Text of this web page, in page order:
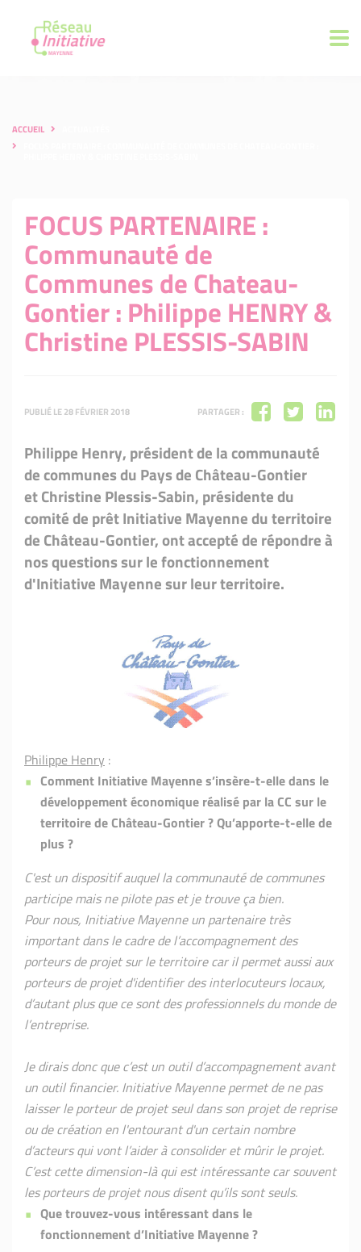
ACCUEIL
FOCUS PARTENAIRE :
Communauté de
Communes de Chateau-
Gontier : Philippe HENRY &
Christine PLESSIS-SABIN
PUBLIÉ LE 28 FÉVRIER 2018 PARTAGER :
Philippe Henry, président de la communauté
de communes du Pays de Château-Gontier
et Christine Plessis-Sabin, présidente du
comité de prêt Initiative Mayenne du territoire
de Château-Gontier, ont accepté de répondre à
nos questions sur le fonctionnement
d'Initiative Mayenne sur leur territoire.
Philippe Henry :
Comment Initiative Mayenne s’insère-t-elle dans le
développement économique réalisé par la CC sur le
territoire de Château-Gontier ? Qu’apporte-t-elle de
plus ?
C'est un dispositif auquel la communauté de communes
participe mais ne pilote pas et je trouve ça bien.
Pour nous, Initiative Mayenne un partenaire très
important dans le cadre de l’accompagnement des
porteurs de projet sur le territoire car il permet aussi aux
porteurs de projet d'identifier des interlocuteurs locaux,
d’autant plus que ce sont des professionnels du monde de
l’entreprise.
Je dirais donc que c’est un outil d’accompagnement avant
un outil financier. Initiative Mayenne permet de ne pas
laisser le porteur de projet seul dans son projet de reprise
ou de création en l'entourant d'un certain nombre
d’acteurs qui vont l’aider à consolider et mûrir le projet.
C’est cette dimension-là qui est intéressante car souvent
les porteurs de projet nous disent qu’ils sont seuls.
Que trouvez-vous intéressant dans le
fonctionnement d’Initiative Mayenne ?